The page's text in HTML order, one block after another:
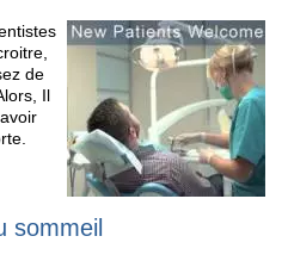
de
Il
sommeil